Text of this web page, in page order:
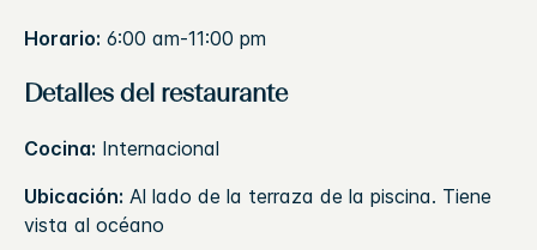
Horario: 6:00 am-11:00 pm
Detalles del restaurante
Cocina: Internacional
Ubicación: Al lado de la terraza de la piscina. Tiene
vista al océano